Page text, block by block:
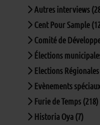
Autres interviews
Cent Pour Sample
Comité de
Élections
Elections Régionales
Evènements
Furie de Temps (218)
Historia Oya (7)